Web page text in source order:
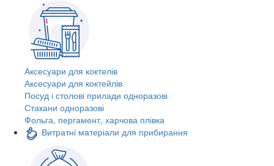
Аксесуари для коктелів
Аксесуари для коктейлів
Посуд і столові прилади одноразові
Стакани одноразові
Фольга, пергамент, харчова плівка
Витратні матеріали для прибирання